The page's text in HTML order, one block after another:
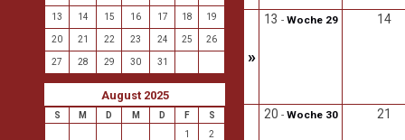
13 14 15 16 17 18 19
20 21 22 23 24 25 26
27 28 29 30 31
August 2025
S M D M D F
S
1
2
»
13 - Woche 29 14
20 - Woche 30 21